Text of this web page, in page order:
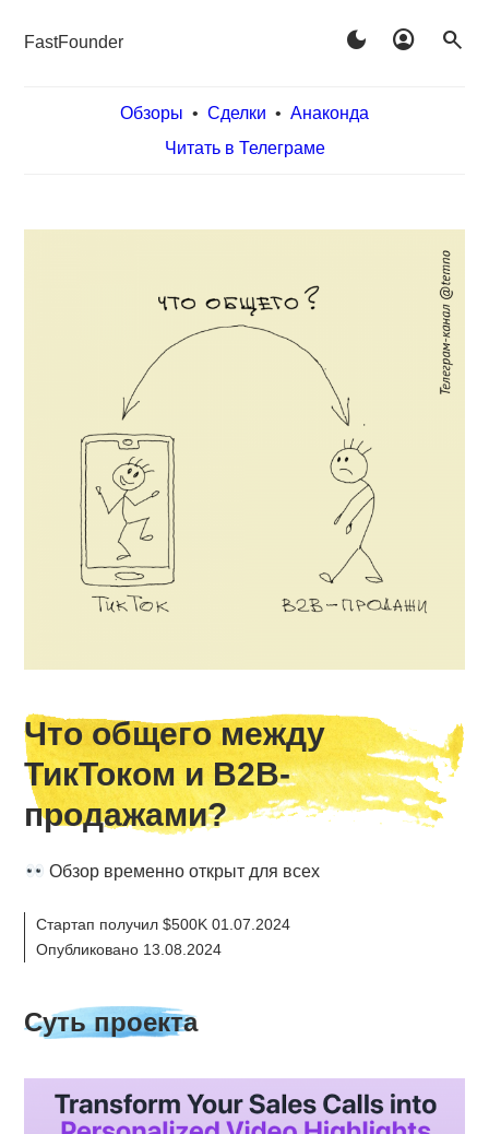
FastFounder dark_mode account_circle search
Обзоры • Сделки • Анаконда
Читать в Телеграме
Что общего между
ТикТоком и B2B-
продажами?
Обзор временно открыт для всех
Стартап получил $500K 01.07.2024
Опубликовано 13.08.2024
Суть проекта